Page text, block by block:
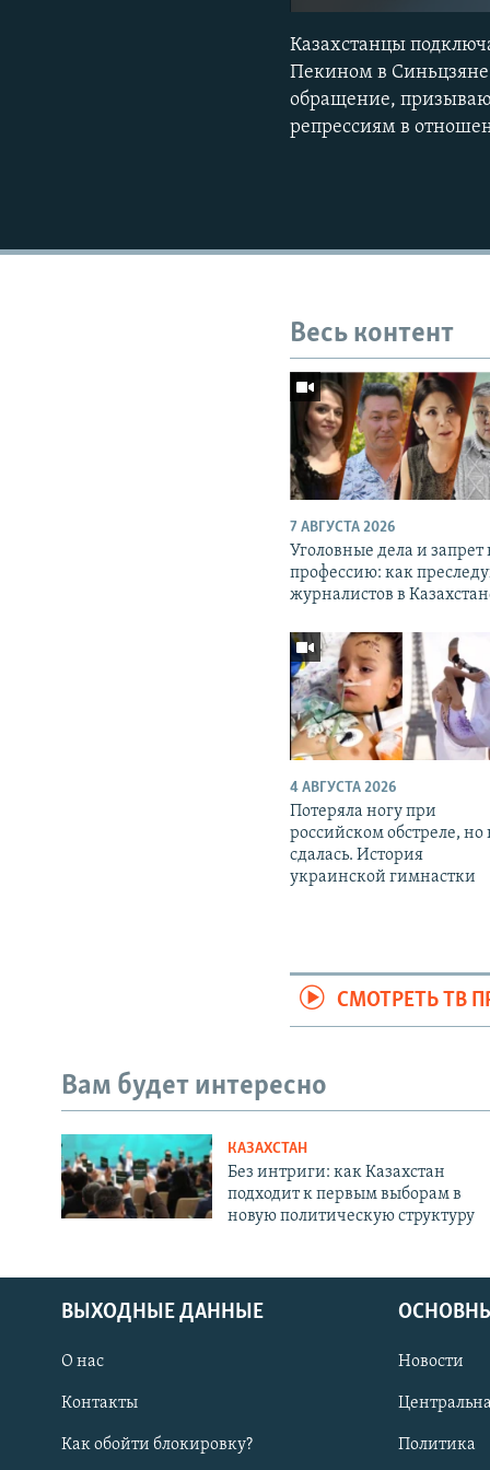
Казахстанцы
Пекином в Синьцзяне.
обращение,
репрессиям в
Весь контент
7 АВГУСТА 2026
Уголовные дела и запрет
профессию: как
журналистов в
4 АВГУСТА 2026
Потеряла ногу при
российском обстреле, но
сдалась. История
украинской гимнастки
СМОТРЕТЬ ТВ
Вам будет интересно
КАЗАХСТАН
Без интриги: как Казахстан
подходит к первым выборам в
новую политическую структуру
ВЫХОДНЫЕ ДАННЫЕ
О нас
Контакты
Как обойти блокировку?
Новости
Политика